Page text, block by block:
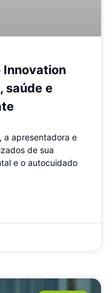
Innovation
saúde e
a apresentadora e
de sua
e o autocuidado